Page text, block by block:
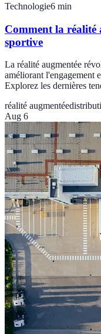
Technologie6 min
Comment la réalité
sportive
La réalité augmentée
améliorant l'engagement
Explorez les dernières
réalité augmentée
Aug 6